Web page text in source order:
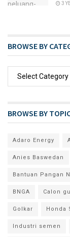
3
BROWSE BY
BROWSE BY
Adaro Energy
Anies Baswedan
Bantuan Pangan
BNGA Calon
Golkar Honda
Industri semen